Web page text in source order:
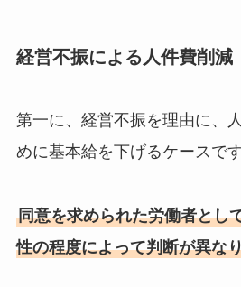
経営不振による人件費削減
第一に、経営不振を理由に、
めに基本給を下げるケースです
同意を求められた労働者とし
性の程度によって判断が異な